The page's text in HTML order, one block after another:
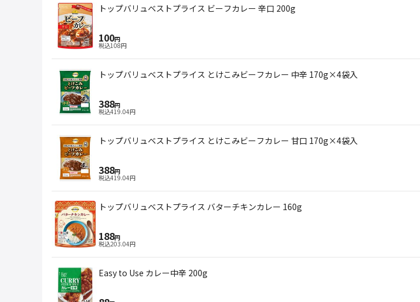
トップバリュベストプライス ビーフカレー 辛口 200g
100円
税込108円
トップバリュベストプライス とけこみビーフカレー 中辛 170g×4袋入
388円
税込419.04円
トップバリュベストプライス とけこみビーフカレー 甘口 170g×4袋入
388円
税込419.04円
トップバリュベストプライス バターチキンカレー 160g
188円
税込203.04円
Easy to Use カレー中辛 200g